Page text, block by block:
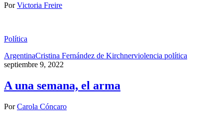
PorVictoria Freire
Política
ArgentinaCristina Fernández de Kirchnerviolencia política
septiembre 9, 2022
A una semana, el arma
PorCarola Cóncaro